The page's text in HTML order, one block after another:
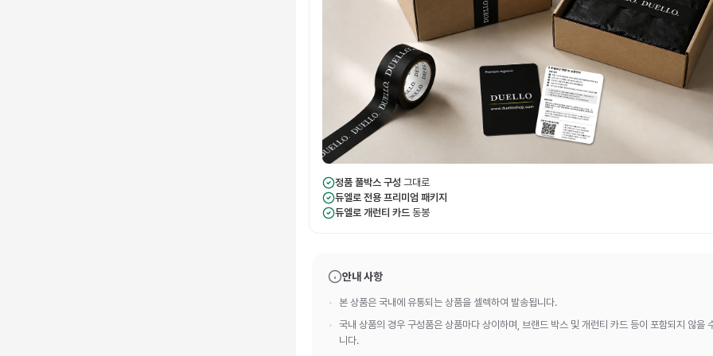
정품 풀박스 구성 그대로
듀엘로 전용 프리미엄 패키지
듀엘로 개런티 카드 동봉
안내 사항
본 상품은 국내에 유통되는 상품을 셀렉하여 발송됩니다.
국내 상품의 경우 구성품은 상품마다 상이하며, 브랜드 박스 및 개런티 카드 등이 포함되지 않을
니다.